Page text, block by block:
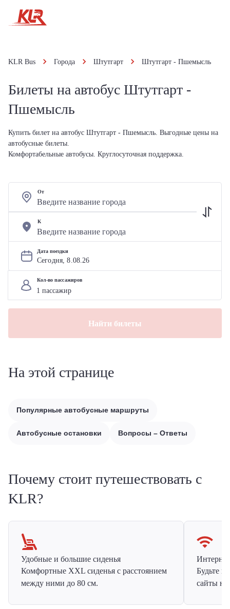
KLR Bus Города Штутгарт Штутгарт - Пшемысль
Билеты на автобус Штутгарт -
Пшемысль
Купить билет на автобус Штутгарт - Пшемысль. Выгодные цены на
автобусные билеты.
Комфортабельные автобусы. Круглосуточная поддержка.
От
К
Дата поездки
Сегодня, 8.08.26
Кол-во пассажиров
Найти билеты
На этой странице
Популярные автобусные маршруты
Автобусные остановки Вопросы – Ответы
Почему стоит путешествовать с
KLR?
Удобные и большие сиденья
Комфортные XXL сиденья с расстоянием
между ними до 80 см.
Будьте
сайты на